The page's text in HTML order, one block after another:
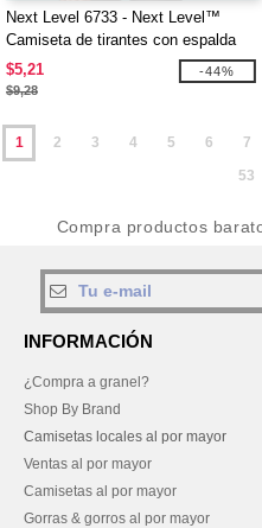
Next Level 6733 - Next Level™
Camiseta de tirantes con espalda
cruzada de tri-blend para mujer
$5,21
$9,28
-44%
1 2 3 4 5 6 7
53
Compra productos
INFORMACIÓN
¿Compra a granel?
Shop By Brand
Camisetas locales al por mayor
Ventas al por mayor
Camisetas al por mayor
Gorras & gorros al por mayor